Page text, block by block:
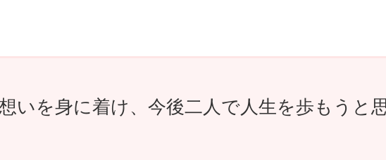
スダイヤモンド&バースストー
ショップブログ
いを身に着け、今後二人で人生を歩もうと